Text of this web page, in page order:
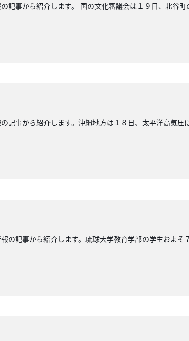
記事から紹介します。 国の文化審議会は１９日、北谷
記事から紹介します。沖縄地方は１８日、太平洋高気圧
記事から紹介します。琉球大学教育学部の学生およそ